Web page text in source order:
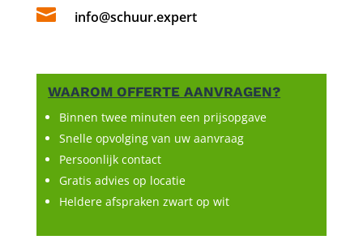
 info@schuur.expert
WAAROM OFFERTE AANVRAGEN?
Binnen twee minuten een prijsopgave
Snelle opvolging van uw aanvraag
Persoonlijk contact
Gratis advies op locatie
Heldere afspraken zwart op wit